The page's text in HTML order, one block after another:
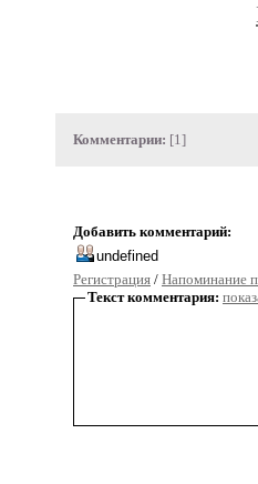
Комментарии: [1]
Добавить комментарий:
Регистрация / Напоминание
Текст комментария: